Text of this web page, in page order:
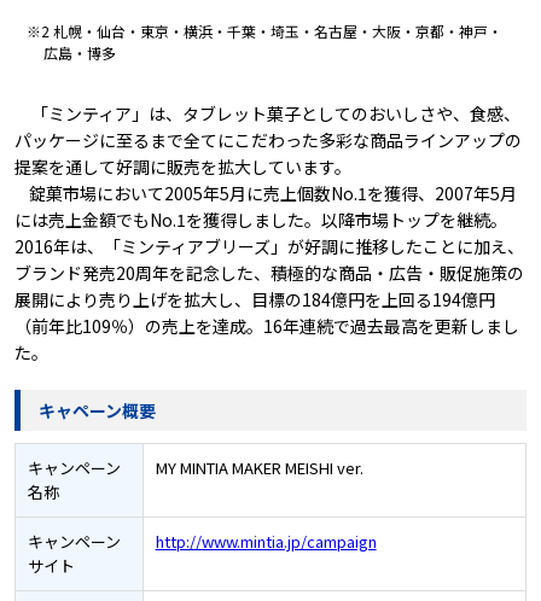
※2 札幌・仙台・東京・横浜・千葉・埼玉・名古屋・大阪・京都・神戸・
広島・博多
「ミンティア」は、タブレット菓子としてのおいしさや、食感、
パッケージに至るまで全てにこだわった多彩な商品ラインアップの
提案を通して好調に販売を拡大しています。
錠菓市場において2005年5月に売上個数No.1を獲得、2007年5月
には売上金額でもNo.1を獲得しました。以降市場トップを継続。
2016年は、「ミンティアブリーズ」が好調に推移したことに加え、
ブランド発売20周年を記念した、積極的な商品・広告・販促施策の
展開により売り上げを拡大し、目標の184億円を上回る194億円
（前年比109％）の売上を達成。16年連続で過去最高を更新しまし
た。
キャペーン概要
キャンペーン
名称
MY MINTIA MAKER MEISHI ver.
キャンペーン
サイト
http://www.mintia.jp/campaign